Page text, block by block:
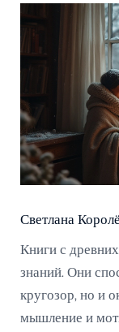
Светлана
Книги с
знаний. Они
кругозор, но и
мышление и